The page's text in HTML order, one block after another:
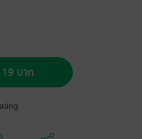
บาท